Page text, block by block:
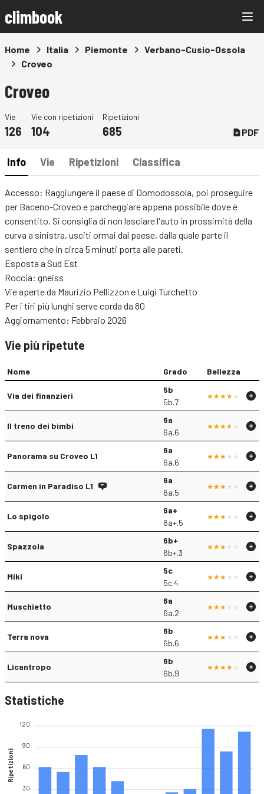
climbook
Home Italia Piemonte
Verbano-Cusio-Ossola
Croveo
Croveo
Vie
126
Vie con ripetizioni
104
Ripetizioni
685 PDF
Info Vie Ripetizioni Classifica
Accesso: Raggiungere il paese di Domodossola, poi proseguire
per Baceno-Croveo e parcheggiare appena possibile dove è
consentito. Si consiglia di non lasciare l'auto in prossimità della
curva a sinistra, usciti ormai dal paese, dalla quale parte il
sentiero che in circa 5 minuti porta alle pareti.
Esposta a Sud Est
Roccia: gneiss
Vie aperte da Maurizio Pellizzon e Luigi Turchetto
Per i tiri più lunghi serve corda da 80
Aggiornamento: Febbraio 2026
Vie più ripetute
Nome Grado Bellezza
Via dei finanzieri
5b
5b.7
Il treno dei bimbi
6a
6a.6
Panorama su Croveo L1
6a
6a.6
Carmen in Paradiso L1
6a
6a.5
Lo spigolo
6a+
6a+.5
Spazzola
6b+
6b+.3
Miki
5c
5c.4
Muschietto
6a
6a.2
Terra nova
6b
6b.6
Licantropo
6b
6b.9
Statistiche
120
90
60
30
Ripetizioni